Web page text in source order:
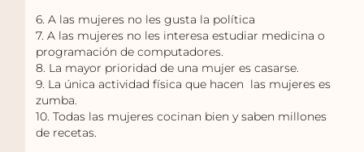
6. A las mujeres no les gusta la política
7. A las mujeres no les interesa estudiar medicina o
programación de computadores.
8. La mayor prioridad de una mujer es casarse.
9. La única actividad física que hacen las mujeres es
zumba.
10. Todas las mujeres cocinan bien y saben millones
de recetas.